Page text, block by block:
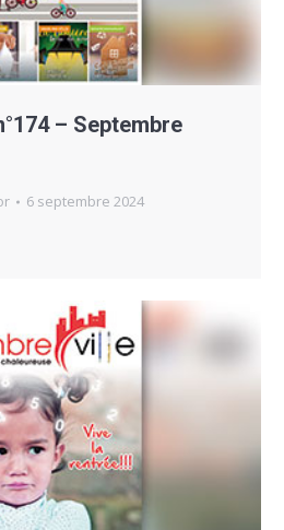
– Septembre
6 septembre 2024